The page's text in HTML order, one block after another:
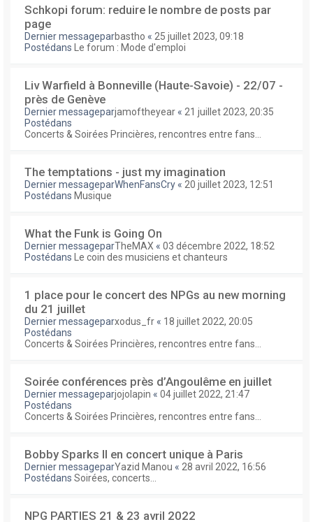
Schkopi forum: reduire le nombre de posts par
page
Dernier messageparbastho « 25 juillet 2023, 09:18
Postédans
Le forum : Mode d'emploi
Liv Warfield à Bonneville (Haute-Savoie) - 22/07 -
près de Genève
Dernier messageparjamoftheyear « 21 juillet 2023, 20:35
Postédans
Concerts & Soirées Princières, rencontres entre fans...
The temptations - just my imagination
Dernier messageparWhenFansCry « 20 juillet 2023, 12:51
Postédans Musique
What the Funk is Going On
Dernier messageparTheMAX « 03 décembre 2022, 18:52
Postédans
Le coin des musiciens et chanteurs
1 place pour le concert des NPGs au new morning
du 21 juillet
Dernier messageparxodus_fr « 18 juillet 2022, 20:05
Postédans
Concerts & Soirées Princières, rencontres entre fans...
Soirée conférences près d’Angoulême en juillet
Dernier messageparjojolapin « 04 juillet 2022, 21:47
Postédans
Concerts & Soirées Princières, rencontres entre fans...
Bobby Sparks II en concert unique à Paris
Dernier messageparYazid Manou « 28 avril 2022, 16:56
Postédans Soirées, concerts...
NPG PARTIES 21 & 23 avril 2022